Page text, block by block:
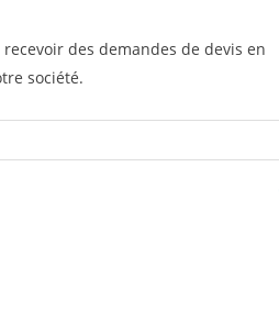
des demandes de devis en
société.